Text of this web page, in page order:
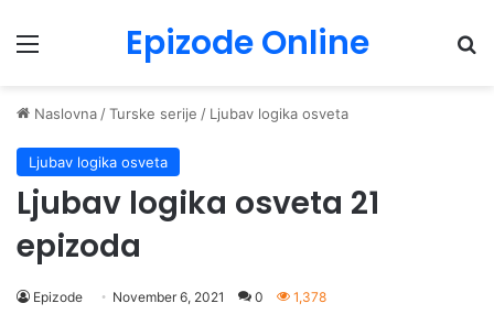
Menu Epizode Online
Naslovna /Turske serije / Ljubav logika osveta
Ljubav logika osveta
Ljubav logika osveta 21
epizoda
Epizode November 6, 2021 0 1,378